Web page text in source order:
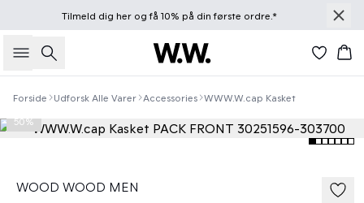
Tilmeld dig herog få 10% på din første ordre.*
Søg
Forside Udforsk Alle Varer Accessories WWW.W.cap Kasket
50%
WOOD WOOD MEN